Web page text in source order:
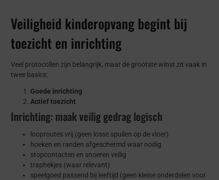
Veiligheid kinderopvang begint bij
toezicht en inrichting
Veel protocollen zijn belangrijk, maar de grootste winst zit vaak in
twee basics:
Goede inrichting
Actief toezicht
Inrichting: maak veilig gedrag logisch
looproutes vrij (geen losse spullen op de vloer)
hoeken en randen afgeschermd waar nodig
stopcontacten en snoeren veilig
traphekjes (waar relevant)
speelgoed passend bij leeftijd (geen kleine onderdelen voor